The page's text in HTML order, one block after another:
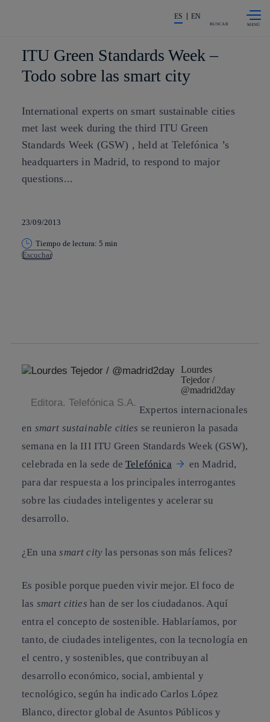
La acción en accionistas e
ES EN
BUSCAR
ITU Green Standards Week –
Todo sobre las smart city
International experts on smart sustainable cities
met last week during the third ITU Green
Standards Week (GSW) , held at Telefónica ’s
headquarters in Madrid, to respond to major
questions...
23/09/2013
Tiempo de lectura: 5 min
Escuchar
Lourdes
Tejedor /
@madrid2day
Editora. Telefónica S.A.
Expertos internacionales
en smart sustainable cities se reunieron la pasada
semana en la III ITU Green Standards Week (GSW),
celebrada en la sede deTelefónica
en Madrid,
para dar respuesta a los principales interrogantes
sobre las ciudades inteligentes y acelerar su
desarrollo.
¿En unasmart city las personas son más felices?
Es posible porque pueden vivir mejor. El foco de
las smart cities han de ser los ciudadanos. Aquí
entra el concepto de sostenible. Hablaríamos, por
tanto, de ciudades inteligentes, con la tecnología en
el centro, y sostenibles, que contribuyan al
desarrollo económico, social, ambiental y
tecnológico, según ha indicado Carlos López
Blanco, director global de Asuntos Públicos y